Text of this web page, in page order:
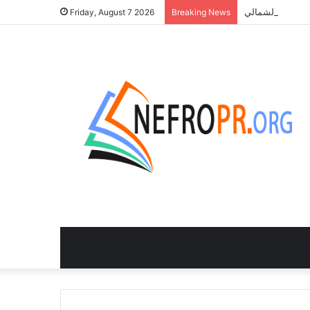
Friday, August 7 2026 Breaking News